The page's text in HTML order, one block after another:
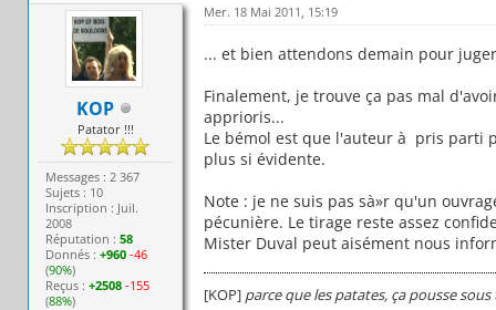
KOP
Patator !!!
Messages : 2 367
Sujets : 10
Inscription : Juil.
2008
Réputation :58
Donnés :+960 -46
(90%)
Reçus :+2508 -155
(88%)
Mer. 18 Mai 2011, 15:19
... et bien attendons demain pour
Finalement, je trouve ça pas mal
apprioris...
Le bémol est que l'auteur à pris parti
plus si évidente.
Note : je ne suis pas sà»r qu'un
pécunière. Le tirage reste assez
Mister Duval peut aisément nous
[KOP]parce que les patates, ça pousse sous